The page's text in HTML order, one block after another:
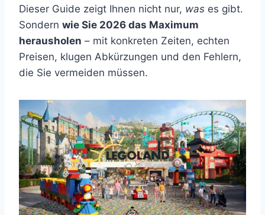
Dieser Guide zeigt Ihnen nicht nur, was es gibt.
Sondern wie Sie 2026 das Maximum
herausholen – mit konkreten Zeiten, echten
Preisen, klugen Abkürzungen und den Fehlern,
die Sie vermeiden müssen.